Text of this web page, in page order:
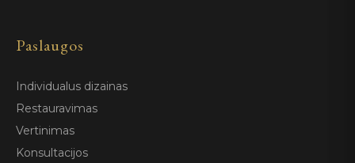
Paslaugos
Individualus dizainas
Restauravimas
Vertinimas
Konsultacijos